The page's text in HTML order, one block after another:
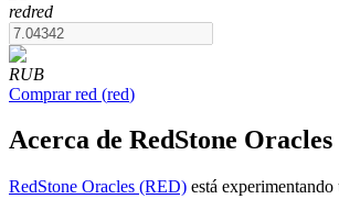
Futuros COIN-M
redred
RUB
Comprar red (red)
Acerca de RedStone Oracles
RedStone Oracles (RED) está experimentando